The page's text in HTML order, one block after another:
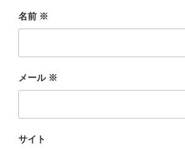
名前 ※
メール ※
サイト